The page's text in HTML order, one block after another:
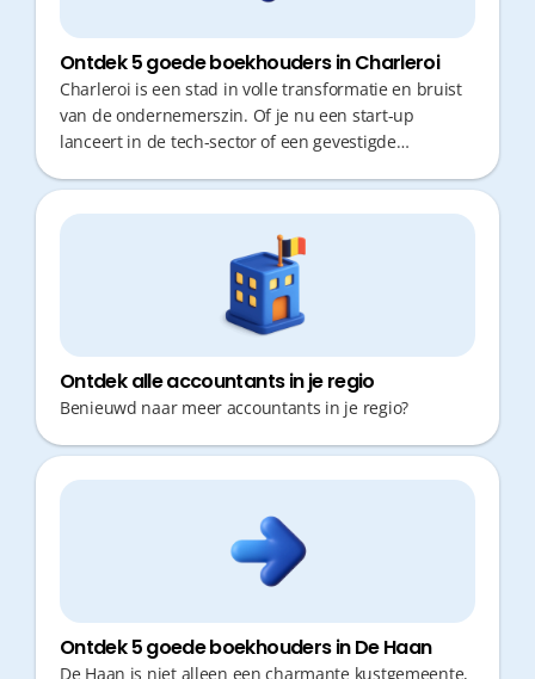
Ontdek 5 goede boekhouders in Charleroi
Charleroi is een stad in volle transformatie en bruist
van de ondernemerszin. Of je nu een start-up
lanceert in de tech-sector of een gevestigde
business, niet aan administratie. Een goede
boekhouder is cruciaal voor correct fiscaal advies,
maar in een drukke regio als Charleroi wil je vooral
geen tijd verliezen met verplaatsingen naar een
fysiek kantoor of wachten op trage antwoorden.
Ontdek alle accountants in je regio
Benieuwd naar meer accountants in je regio?
Ontdek 5 goede boekhouders in De Haan
De Haan is niet alleen een charmante kustgemeente,